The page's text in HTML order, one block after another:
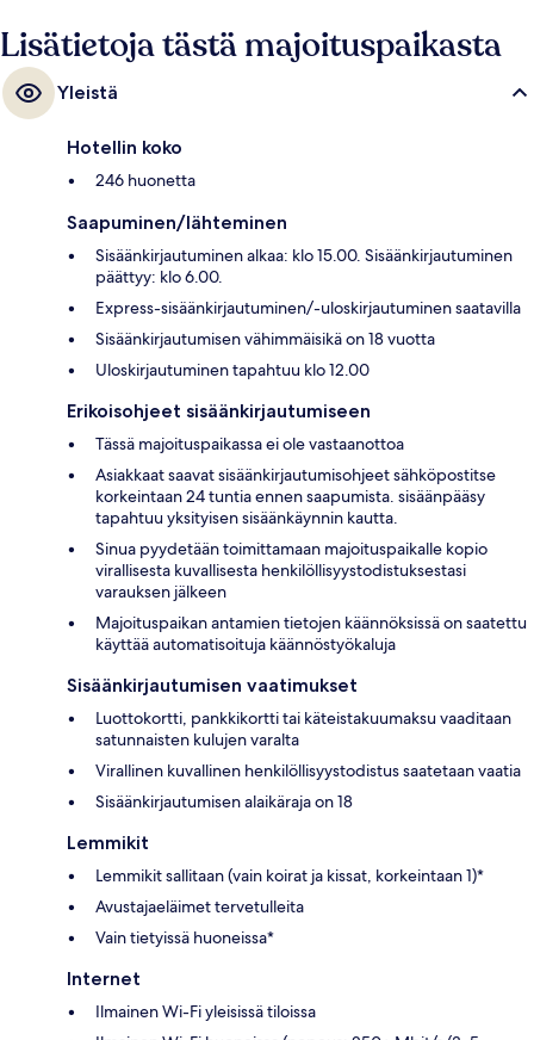
Lisätietoja tästä majoituspaikasta
Yleistä
Hotellin koko
246 huonetta
Saapuminen/lähteminen
Sisäänkirjautuminen alkaa: klo 15.00. Sisäänkirjautuminen
päättyy: klo 6.00.
Express-sisäänkirjautuminen/-uloskirjautuminen saatavilla
Sisäänkirjautumisen vähimmäisikä on 18 vuotta
Uloskirjautuminen tapahtuu klo 12.00
Erikoisohjeet sisäänkirjautumiseen
Tässä majoituspaikassa ei ole vastaanottoa
Asiakkaat saavat sisäänkirjautumisohjeet sähköpostitse
korkeintaan 24 tuntia ennen saapumista. sisäänpääsy
tapahtuu yksityisen sisäänkäynnin kautta.
Sinua pyydetään toimittamaan majoituspaikalle kopio
virallisesta kuvallisesta henkilöllisyystodistuksestasi
varauksen jälkeen
Majoituspaikan antamien tietojen käännöksissä on saatettu
käyttää automatisoituja käännöstyökaluja
Sisäänkirjautumisen vaatimukset
Luottokortti, pankkikortti tai käteistakuumaksu vaaditaan
satunnaisten kulujen varalta
Virallinen kuvallinen henkilöllisyystodistus saatetaan vaatia
Sisäänkirjautumisen alaikäraja on 18
Lemmikit
Lemmikit sallitaan (vain koirat ja kissat, korkeintaan 1)*
Avustajaeläimet tervetulleita
Vain tietyissä huoneissa*
Internet
Ilmainen Wi-Fi yleisissä tiloissa